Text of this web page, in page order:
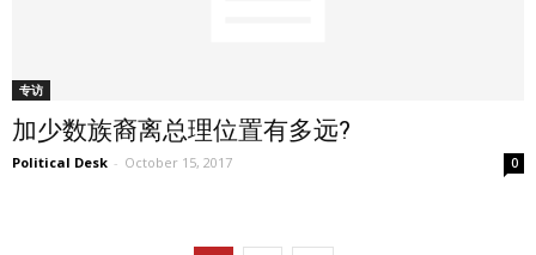
专访
加少数族裔离总理位置有多远?
Political Desk - October 15, 2017 0